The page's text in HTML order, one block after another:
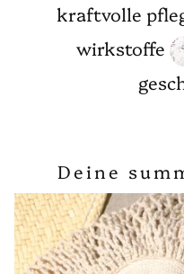
kraftvolle
wirkstoffe
Deine